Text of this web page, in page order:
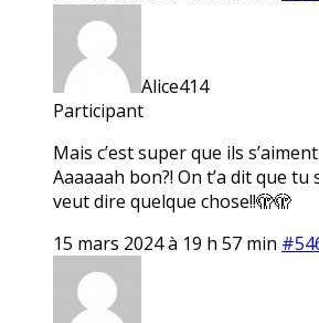
Alice414
Participant
Mais c’est super que ils
Aaaaaah bon?! On t’a dit que tu
veut dire quelque chose!!🫣🫣
15 mars 2024 à 19 h 57 min